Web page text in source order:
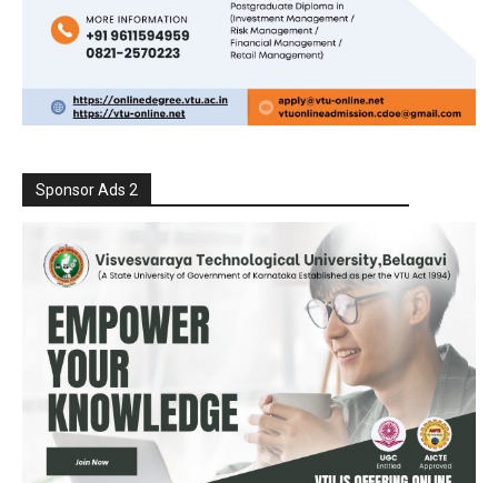
Sponsor Ads 2